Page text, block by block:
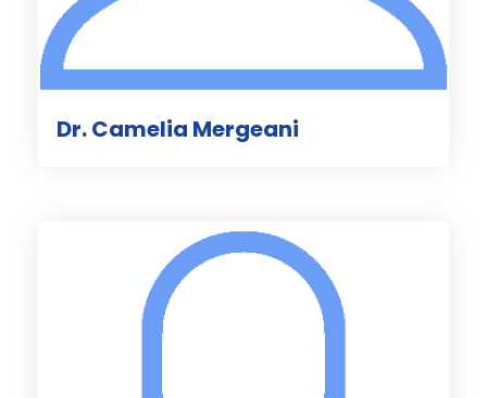
Dr. Camelia Mergeani